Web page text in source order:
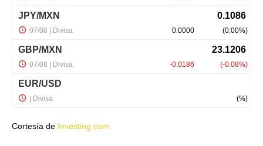
Cortesía de Investing.com